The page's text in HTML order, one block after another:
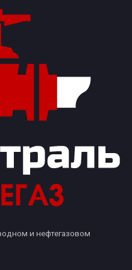
и нефтегазовом